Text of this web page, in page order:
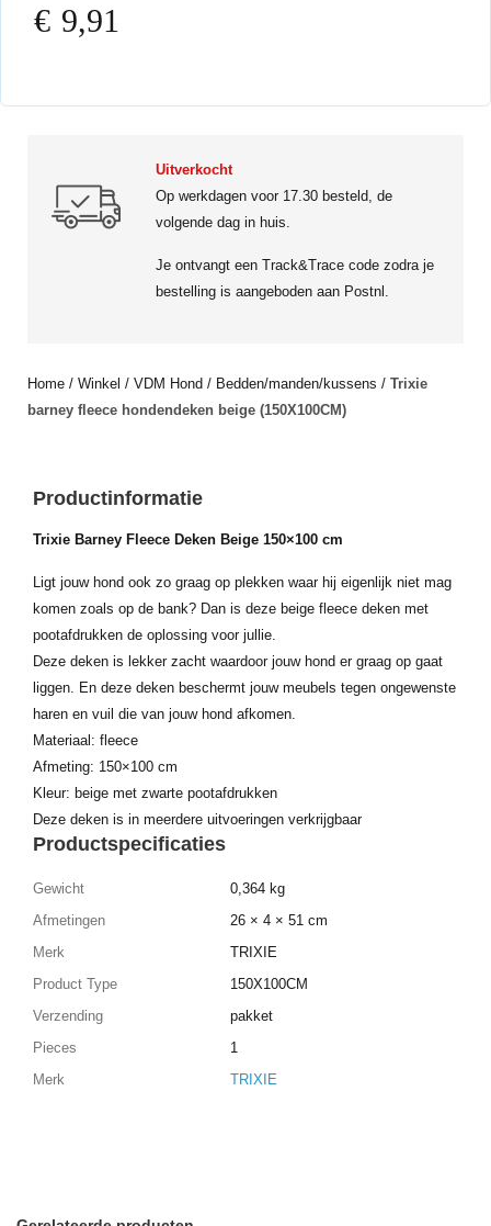
€ 9,91
Uitverkocht
Op werkdagen voor 17.30 besteld, de
volgende dag in huis.
Je ontvangt een Track&Trace code zodra je
bestelling is aangeboden aan Postnl.
Home / Winkel / VDM Hond / Bedden/manden/kussens / Trixie
barney fleece hondendeken beige (150X100CM)
Productinformatie
Trixie Barney Fleece Deken Beige 150×100 cm
Ligt jouw hond ook zo graag op plekken waar hij eigenlijk niet mag
komen zoals op de bank? Dan is deze beige fleece deken met
pootafdrukken de oplossing voor jullie.
Deze deken is lekker zacht waardoor jouw hond er graag op gaat
liggen. En deze deken beschermt jouw meubels tegen ongewenste
haren en vuil die van jouw hond afkomen.
Materiaal: fleece
Afmeting: 150×100 cm
Kleur: beige met zwarte pootafdrukken
Deze deken is in meerdere uitvoeringen verkrijgbaar
Productspecificaties
Gewicht
0,364 kg
Afmetingen
26 × 4 × 51 cm
Merk
TRIXIE
Product Type
150X100CM
Verzending
pakket
Pieces
1
Merk
TRIXIE